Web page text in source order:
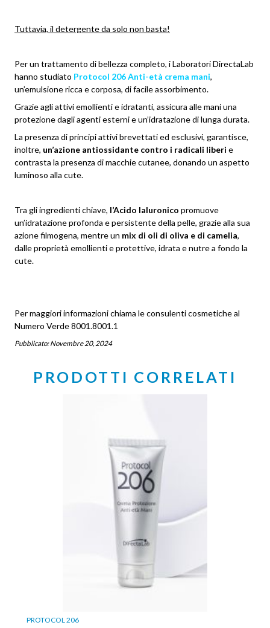
Tuttavia, il detergente da solo non basta!
Per un trattamento di bellezza completo, i Laboratori DirectaLab
hanno studiato Protocol 206Anti-età crema mani,
un’emulsione ricca e corposa, di facile assorbimento.
Grazie agli attivi emollienti e idratanti, assicura alle mani una
protezione dagli agenti esterni e un’idratazione di lunga durata.
La presenza di principi attivi brevettati ed esclusivi, garantisce,
inoltre, un’azione antiossidante contro i radicali liberi e
contrasta la presenza di macchie cutanee, donando un aspetto
luminoso alla cute.
Tra gli ingredienti chiave, l’Acido Ialuronico promuove
un’idratazione profonda e persistente della pelle, grazie alla sua
azione filmogena, mentre un mix di oli di oliva e di camelia,
dalle proprietà emollienti e protettive, idrata e nutre a fondo la
cute.
Per maggiori informazioni chiama le consulenti cosmetiche al
Numero Verde 8001.8001.1
Pubblicato: Novembre 20, 2024
PRODOTTI CORRELATI
PROTOCOL 206